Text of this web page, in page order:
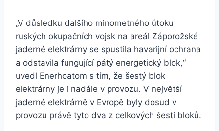
„V důsledku dalšího minometného útoku
ruských okupačních vojsk na areál Záporožské
jaderné elektrárny se spustila havarijní ochrana
a odstavila fungující pátý energetický blok,“
uvedl Enerhoatom s tím, že šestý blok
elektrárny je i nadále v provozu. V největší
jaderné elektrárně v Evropě byly dosud v
provozu právě tyto dva z celkových šesti bloků.